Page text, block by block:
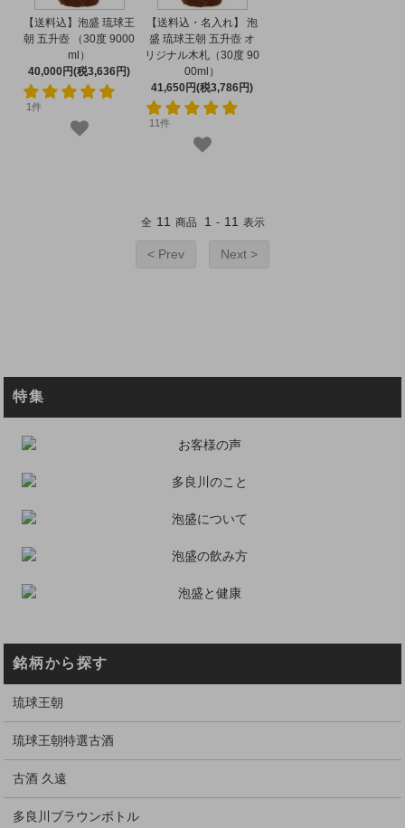
【送料込】泡盛 琉球王
朝 五升壺 （30度 9000
ml）
40,000円(税3,636円)
1件
【送料込・名入れ】 泡
盛 琉球王朝 五升壺 オ
リジナル木札（30度 90
00ml）
41,650円(税3,786円)
11件
全 11 商品 1 - 11 表示
< Prev Next >
特集
銘柄から探す
琉球王朝
琉球王朝特選古酒
古酒 久遠
多良川ブラウンボトル